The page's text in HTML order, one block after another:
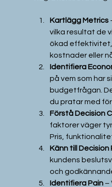
Kartlägg Metrics
vilka resultat de
ökad effektivitet,
kostnader eller
Identifiera
på vem som har
budgetfrågan.
du pratar med
Förstå Decision
faktorer väger
Pris,
Känn till Decision
kundens
och
Identifiera Pain –